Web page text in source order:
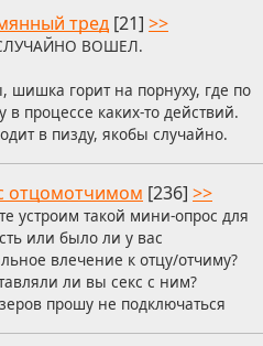
тред [21] >>
ВОШЕЛ.
шишка горит на порнуху, где по
в процессе каких-то действий.
в пизду, якобы случайно.
отцомотчимом [236] >>
устроим такой мини-опрос для
или было ли у вас
влечение к отцу/отчиму?
ли вы секс с ним?
прошу не подключаться